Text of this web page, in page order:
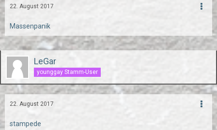
22. August 2017
Massenpanik
LeGar
younggay Stamm-User
22. August 2017
stampede